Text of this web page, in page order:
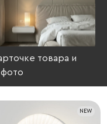
товара и
фото
NEW